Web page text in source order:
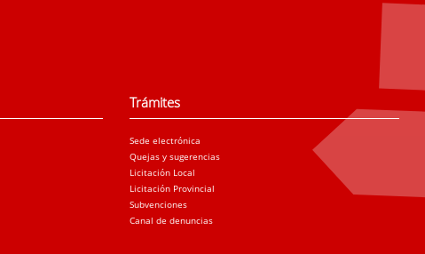
Trámites
Sede electrónica
Quejas y sugerencias
Licitación Local
Licitación Provincial
Subvenciones
Canal de denuncias